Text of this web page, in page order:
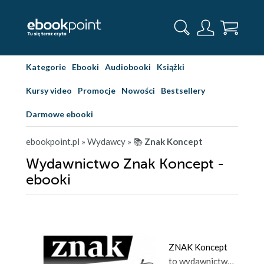
Kategorie Ebooki Audiobooki Książki
Kursy video Promocje Nowości Bestsellery
Darmowe ebooki
ebookpoint.pl » Wydawcy » 📚 Znak Koncept
Wydawnictwo Znak Koncept -
ebooki
ZNAK Koncept
to wydawnictwo